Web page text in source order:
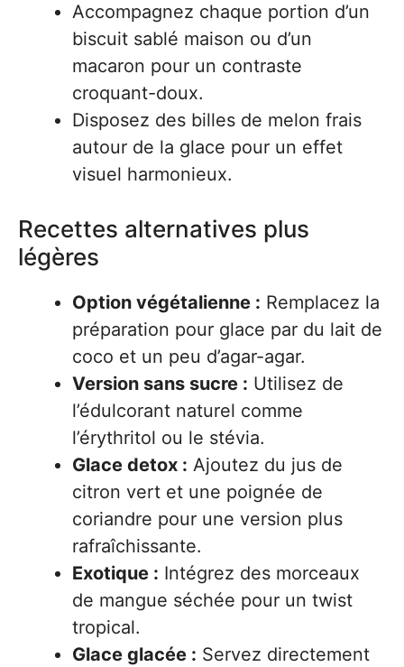
Accompagnez chaque portion d’un
biscuit sablé maison ou d’un
macaron pour un contraste
croquant-doux.
Disposez des billes de melon frais
autour de la glace pour un effet
visuel harmonieux.
Recettes alternatives plus
légères
Option végétalienne : Remplacez la
préparation pour glace par du lait de
coco et un peu d’agar-agar.
Version sans sucre : Utilisez de
l’édulcorant naturel comme
l’érythritol ou le stévia.
Glace detox : Ajoutez du jus de
citron vert et une poignée de
coriandre pour une version plus
rafraîchissante.
Exotique : Intégrez des morceaux
de mangue séchée pour un twist
tropical.
Glace glacée : Servez directement